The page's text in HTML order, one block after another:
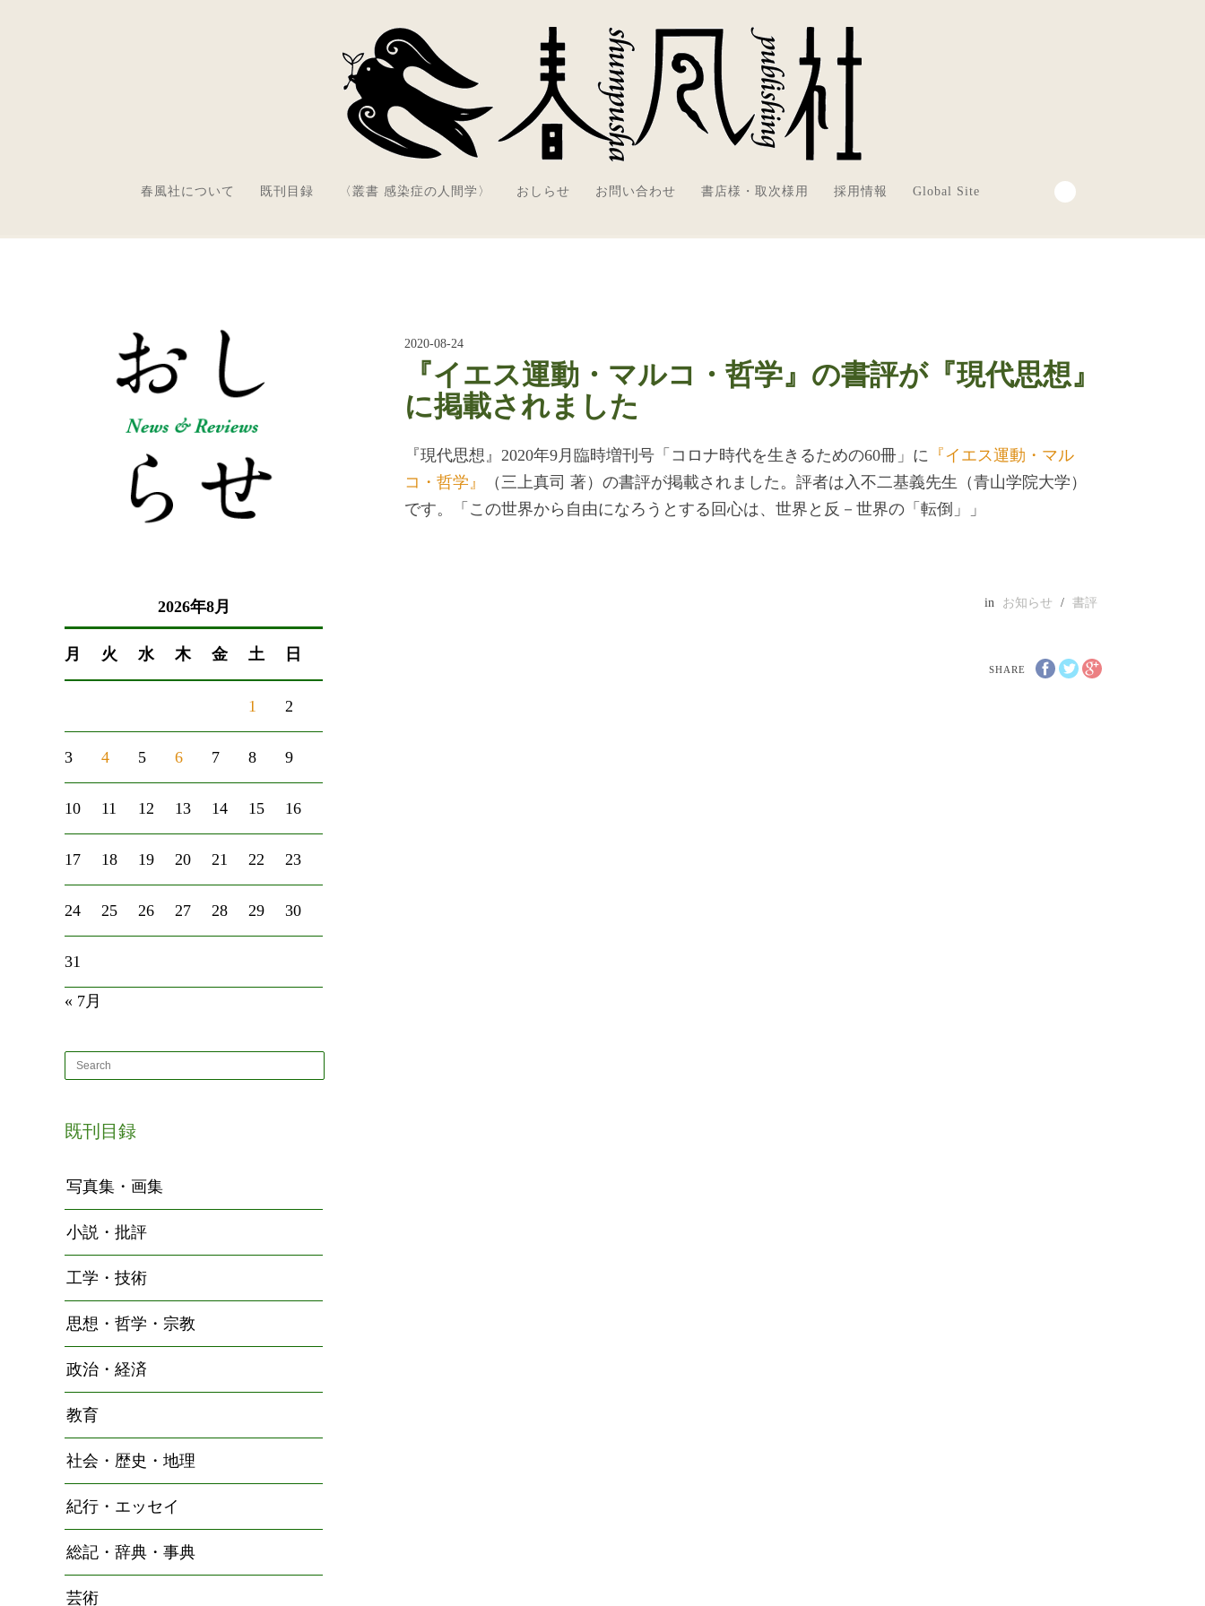
春風社について 既刊目録 〈叢書 感染症の人間学〉 おしらせ お問い合わせ 書店様・取次様用 採用情報 Global Site
2020-08-24
『イエス運動・マルコ・哲学』の書評が『現代思想』
に掲載されました
『現代思想』2020年9月臨時増刊号「コロナ時代を生きるための60冊」に 『イエス運動・マル
コ・哲学』
（三上真司 著）の書評が掲載されました。評者は入不二基義先生（青山学院大学）
です。「この世界から自由になろうとする回心は、世界と反－世界の「転倒」」
in お知らせ / 書評
SHARE
2026年8月
月 火 水 木 金 土 日
1 2
3 4 5 6 7 8 9
10 11 12 13 14 15 16
17 18 19 20 21 22 23
24 25 26 27 28 29 30
31
« 7月
既刊目録
写真集・画集
小説・批評
工学・技術
思想・哲学・宗教
政治・経済
教育
社会・歴史・地理
紀行・エッセイ
総記・辞典・事典
芸術